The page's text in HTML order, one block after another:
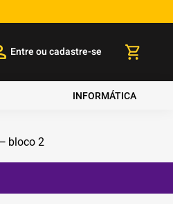
Entre ou cadastre-se
INFORMÁTICA